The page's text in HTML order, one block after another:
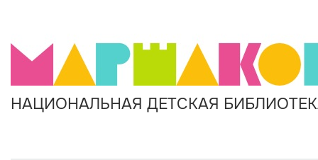
НАЦИОНАЛЬНАЯ ДЕТСКАЯ